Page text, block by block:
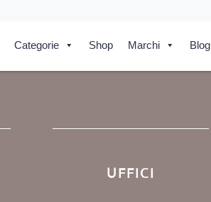
Categorie Shop Marchi Blog
UFFICI